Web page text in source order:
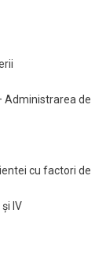
de
cu factori de
IV